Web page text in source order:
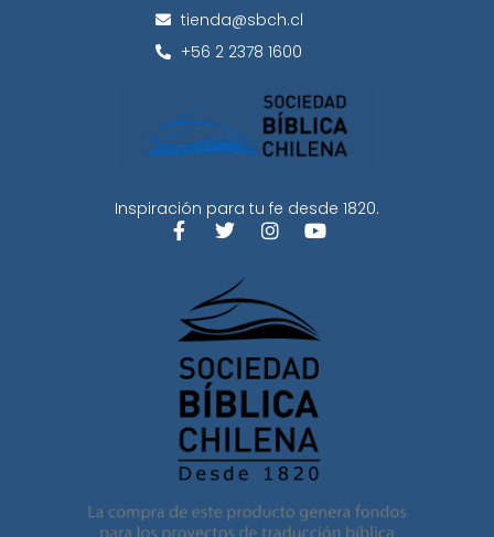
Inspiración para tu fe desde 1820.
tienda@sbch.cl
+56 2 2378 1600